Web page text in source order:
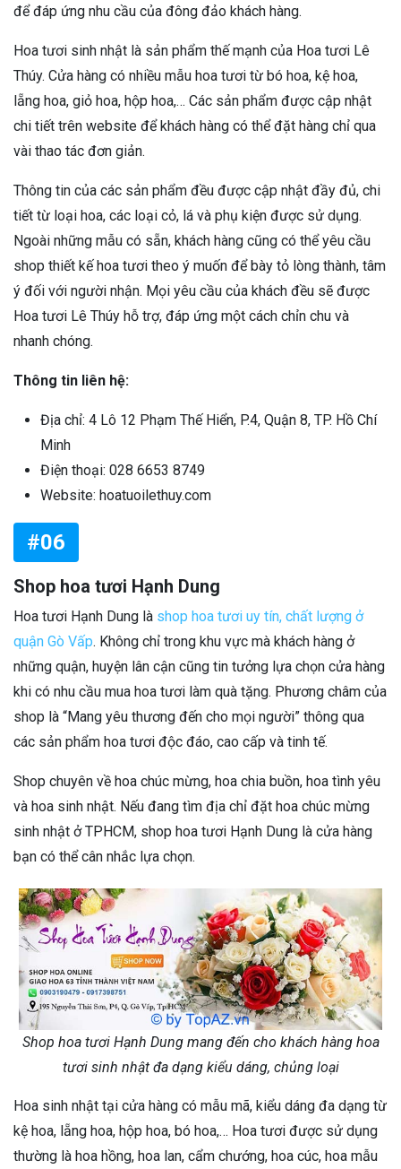
để đáp ứng nhu cầu của đông đảo khách hàng.
Hoa tươi sinh nhật là sản phẩm thế mạnh của Hoa tươi Lê
Thúy. Cửa hàng có nhiều mẫu hoa tươi từ bó hoa, kệ hoa,
lẵng hoa, giỏ hoa, hộp hoa,… Các sản phẩm được cập nhật
chi tiết trên website để khách hàng có thể đặt hàng chỉ qua
vài thao tác đơn giản.
Thông tin của các sản phẩm đều được cập nhật đầy đủ, chi
tiết từ loại hoa, các loại cỏ, lá và phụ kiện được sử dụng.
Ngoài những mẫu có sẵn, khách hàng cũng có thể yêu cầu
shop thiết kế hoa tươi theo ý muốn để bày tỏ lòng thành, tâm
ý đối với người nhận. Mọi yêu cầu của khách đều sẽ được
Hoa tươi Lê Thúy hỗ trợ, đáp ứng một cách chỉn chu và
nhanh chóng.
Thông tin liên hệ:
Địa chỉ: 4 Lô 12 Phạm Thế Hiển, P.4, Quận 8, TP. Hồ Chí
Minh
Điện thoại: 028 6653 8749
Website: hoatuoilethuy.com
#06
Shop hoa tươi Hạnh Dung
Hoa tươi Hạnh Dung là shop hoa tươi uy tín, chất lượng ở
quận Gò Vấp. Không chỉ trong khu vực mà khách hàng ở
những quận, huyện lân cận cũng tin tưởng lựa chọn cửa hàng
khi có nhu cầu mua hoa tươi làm quà tặng. Phương châm của
shop là “Mang yêu thương đến cho mọi người” thông qua
các sản phẩm hoa tươi độc đáo, cao cấp và tinh tế.
Shop chuyên về hoa chúc mừng, hoa chia buồn, hoa tình yêu
và hoa sinh nhật. Nếu đang tìm địa chỉ đặt hoa chúc mừng
sinh nhật ở TPHCM, shop hoa tươi Hạnh Dung là cửa hàng
bạn có thể cân nhắc lựa chọn.
Shop hoa tươi Hạnh Dung mang đến cho khách hàng hoa
tươi sinh nhật đa dạng kiểu dáng, chủng loại
Hoa sinh nhật tại cửa hàng có mẫu mã, kiểu dáng đa dạng từ
kệ hoa, lẵng hoa, hộp hoa, bó hoa,… Hoa tươi được sử dụng
thường là hoa hồng, hoa lan, cẩm chướng, hoa cúc, hoa mẫu